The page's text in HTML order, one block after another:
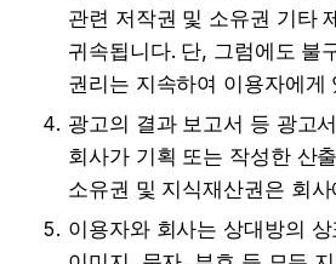
관련 저작권 및 소유권 기타
귀속됩니다. 단, 그럼에도 불
권리는 지속하여 이용자에게
광고의 결과 보고서 등 광고
회사가 기획 또는 작성한 산
소유권 및 지식재산권은 회
이용자와 회사는 상대방의